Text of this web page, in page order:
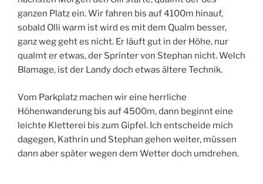
ganzen Platz ein. Wir fahren bis auf 4100m hinauf,
sobald Olli warm ist wird es mit dem Qualm besser,
ganz weg geht es nicht. Er läuft gut in der Höhe, nur
qualmt er etwas, der Sprinter von Stephan nicht. Welch
Blamage, ist der Landy doch etwas ältere Technik.
Vom Parkplatz machen wir eine herrliche
Höhenwanderung bis auf 4500m, dann beginnt eine
leichte Kletterei bis zum Gipfel. Ich entscheide mich
dagegen, Kathrin und Stephan gehen weiter, müssen
dann aber später wegen dem Wetter doch umdrehen.